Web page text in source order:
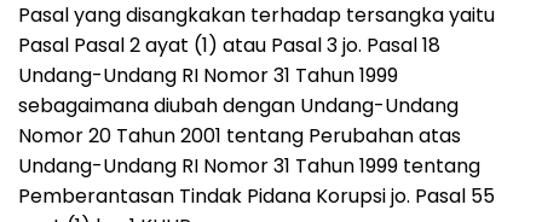
Pasal yang disangkakan terhadap tersangka yaitu
Pasal Pasal 2 ayat (1) atau Pasal 3 jo. Pasal 18
Undang-Undang RI Nomor 31 Tahun 1999
sebagaimana diubah dengan Undang-Undang
Nomor 20 Tahun 2001 tentang Perubahan atas
Undang-Undang RI Nomor 31 Tahun 1999 tentang
Pemberantasan Tindak Pidana Korupsi jo. Pasal 55